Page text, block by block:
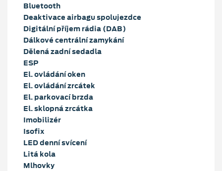
Bluetooth
Deaktivace airbagu spolujezdce
Digitální příjem rádia (DAB)
Dálkové centrální zamykání
Dělená zadní sedadla
ESP
El. ovládání oken
El. ovládání zrcátek
El. parkovací brzda
El. sklopná zrcátka
Imobilizér
Isofix
LED denní svícení
Litá kola
Mlhovky